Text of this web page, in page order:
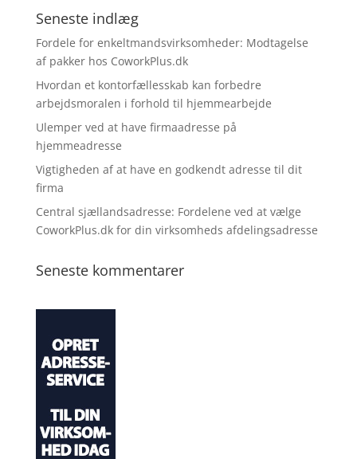
Seneste indlæg
Fordele for enkeltmandsvirksomheder: Modtagelse
af pakker hos CoworkPlus.dk
Hvordan et kontorfællesskab kan forbedre
arbejdsmoralen i forhold til hjemmearbejde
Ulemper ved at have firmaadresse på
hjemmeadresse
Vigtigheden af at have en godkendt adresse til dit
firma
Central sjællandsadresse: Fordelene ved at vælge
CoworkPlus.dk for din virksomheds afdelingsadresse
Seneste kommentarer